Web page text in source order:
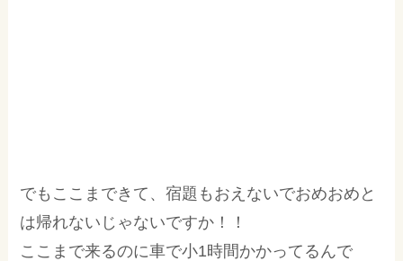
でもここまできて、宿題もおえないでおめおめと
は帰れないじゃないですか！！
ここまで来るのに車で小1時間かかってるんで